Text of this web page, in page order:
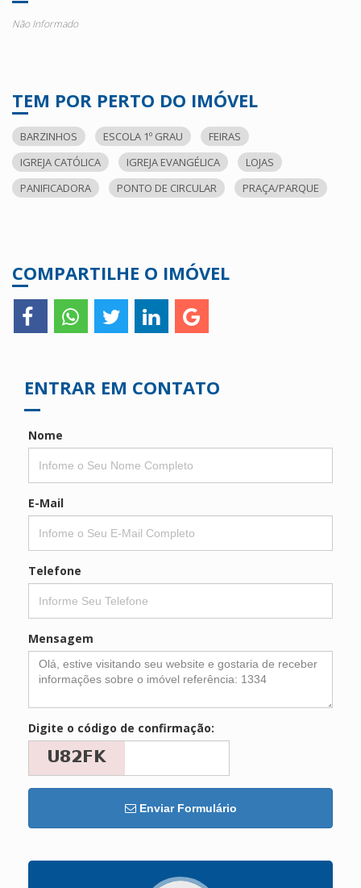
Não Informado
TEM POR PERTO DO IMÓVEL
BARZINHOS ESCOLA 1º GRAU
FEIRAS
IGREJA CATÓLICA
IGREJA EVANGÉLICA
LOJAS
PANIFICADORA
PONTO DE CIRCULAR PRAÇA/PARQUE
COMPARTILHE O IMÓVEL
ENTRAR EM CONTATO
Nome
E-Mail
Telefone
Mensagem
Digite o código de confirmação:
Enviar Formulário